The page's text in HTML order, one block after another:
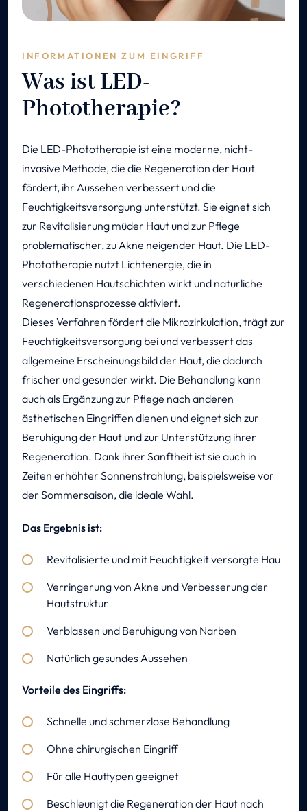
INFORMATIONEN ZUM EINGRIFF
Was ist LED-
Phototherapie?
Die LED-Phototherapie ist eine moderne, nicht-
invasive Methode, die die Regeneration der Haut
fördert, ihr Aussehen verbessert und die
Feuchtigkeitsversorgung unterstützt. Sie eignet sich
zur Revitalisierung müder Haut und zur Pflege
problematischer, zu Akne neigender Haut. Die LED-
Phototherapie nutzt Lichtenergie, die in
verschiedenen Hautschichten wirkt und natürliche
Regenerationsprozesse aktiviert.
Dieses Verfahren fördert die Mikrozirkulation, trägt zur
Feuchtigkeitsversorgung bei und verbessert das
allgemeine Erscheinungsbild der Haut, die dadurch
frischer und gesünder wirkt. Die Behandlung kann
auch als Ergänzung zur Pflege nach anderen
ästhetischen Eingriffen dienen und eignet sich zur
Beruhigung der Haut und zur Unterstützung ihrer
Regeneration. Dank ihrer Sanftheit ist sie auch in
Zeiten erhöhter Sonnenstrahlung, beispielsweise vor
der Sommersaison, die ideale Wahl.
Das Ergebnis ist:
Revitalisierte und mit Feuchtigkeit versorgte Hau
Verringerung von Akne und Verbesserung der
Hautstruktur
Verblassen und Beruhigung von Narben
Natürlich gesundes Aussehen
Vorteile des Eingriffs:
Schnelle und schmerzlose Behandlung
Ohne chirurgischen Eingriff
Für alle Hauttypen geeignet
Beschleunigt die Regeneration der Haut nach